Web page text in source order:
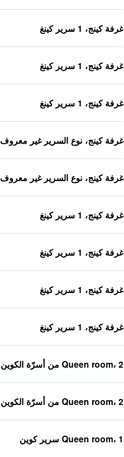
غرفة كينج، 1 سرير كينغ
غرفة كينج، 1 سرير كينغ
غرفة كينج، 1 سرير كينغ
غرفة كينج، نوع السرير غير معروف
غرفة كينج، نوع السرير غير معروف
غرفة كينج، 1 سرير كينغ
غرفة كينج، 1 سرير كينغ
غرفة كينج، 1 سرير كينغ
غرفة كينج، 1 سرير كينغ
Queen room، 2 من أسرّة الكوين
Queen room، 2 من أسرّة الكوين
Queen room، 1 سرير كوين